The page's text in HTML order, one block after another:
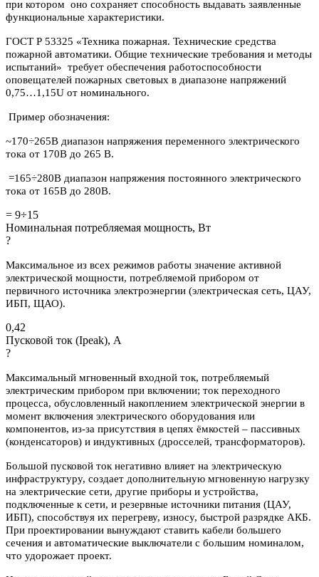
при котором оно сохраняет способность выдавать заявленные
функциональные характеристики.
ГОСТ Р 53325 «Техника пожарная. Технические средства
пожарной автоматики. Общие технические требования и методы
испытаний» требует обеспечения работоспособности
оповещателей пожарных световых в диапазоне напряжений
0,75…1,15U от номинального.
Пример обозначения:
~170÷265В диапазон напряжения переменного электрического
тока от 170В до 265 В.
=165÷280В диапазон напряжения постоянного электрического
тока от 165В до 280В.
= 9÷15
Номинальная потребляемая мощность, Вт
?
Максимальное из всех режимов работы значение активной
электрической мощности, потребляемой прибором от
первичного источника электроэнергии (электрическая сеть, ЦАУ,
ИБП, ЩАО).
0,42
Пусковой ток (Ipeak), A
?
Максимальный мгновенный входной ток, потребляемый
электрическим прибором при включении; ток переходного
процесса, обусловленный накоплением электрической энергии в
момент включения электрического оборудования или
компонентов, из-за присутствия в цепях ёмкостей – пассивных
(конденсаторов) и индуктивных (дросселей, трансформаторов).
Большой пусковой ток негативно влияет на электрическую
инфраструктуру, создает дополнительную мгновенную нагрузку
на электрические сети, другие приборы и устройства,
подключенные к сети, и резервные источники питания (ЦАУ,
ИБП), способствуя их перегреву, износу, быстрой разрядке АКБ.
При проектировании вынуждают ставить кабели большего
сечения и автоматические выключатели с большим номиналом,
что удорожает проект.